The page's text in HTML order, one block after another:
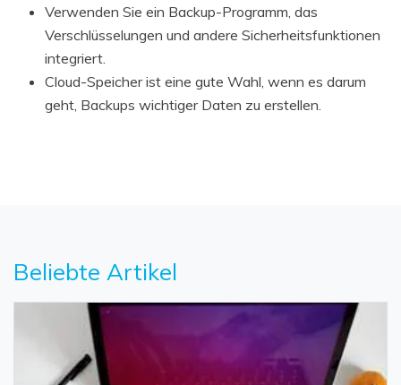
Verwenden Sie ein Backup-Programm, das
Verschlüsselungen und andere Sicherheitsfunktionen
integriert.
Cloud-Speicher ist eine gute Wahl, wenn es darum
geht, Backups wichtiger Daten zu erstellen.
Beliebte Artikel